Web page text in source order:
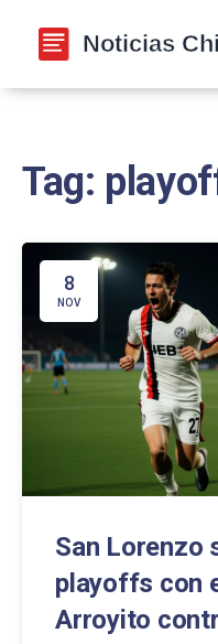
Tag:
8
NOV
San Lorenzo
playoffs con
Arroyito